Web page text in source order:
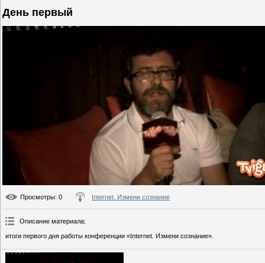
День первый
Просмотры: 0 Internet. Измени сознание
Описание материала:
итоги первого дня работы конференции «Internet. Измени сознание».